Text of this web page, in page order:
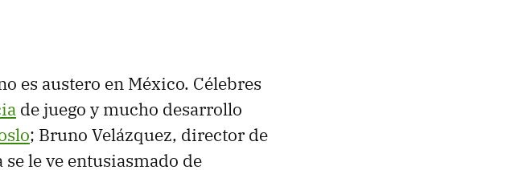
es austero en México. Célebres
de juego y mucho desarrollo
; Bruno Velázquez, director de
se le ve entusiasmado de